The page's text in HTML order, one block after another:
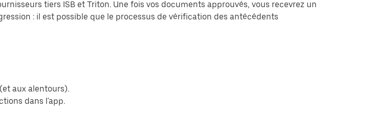
tiers ISB et Triton. Une fois vos documents approuvés, vous recevrez un
: il est possible que le processus de vérification des antécédents
aux alentours).
dans l'app.